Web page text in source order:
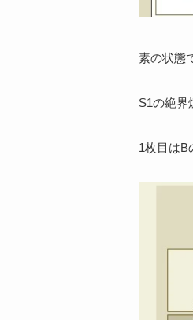
素の状態
S1の絶界
1枚目は